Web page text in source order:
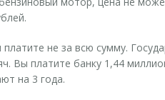
не за всю сумму.
Вы платите банку 1,44
на 3 года.